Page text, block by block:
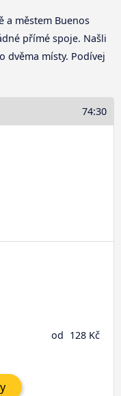
a městem Buenos
přímé spoje. Našli
dvěma místy. Podívej
74:30
od 128 Kč